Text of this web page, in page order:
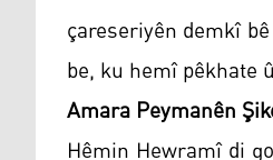
çareseriyên demkî
be, ku hemî pêkhate
Amara Peymanên
Hêmin Hewramî di